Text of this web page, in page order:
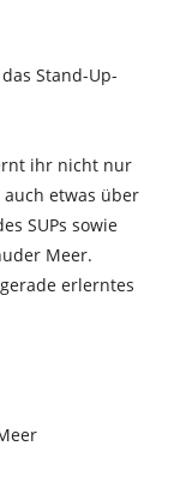
Stand-Up-
ihr nicht nur
etwas über
SUPs sowie
Meer.
erlerntes